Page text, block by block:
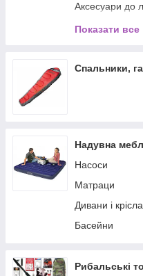
Льодоруби
Льодобури
Льодоходи
Все це і не тільки можна
за доступними цінами, не
нашому магазині
туристичної продукції, яка
Аксесуари до
Батарейки/
Показати все
Спальники,
Надувна
Насоси
Матраци
Дивани і крісла
Басейни
Рибальські